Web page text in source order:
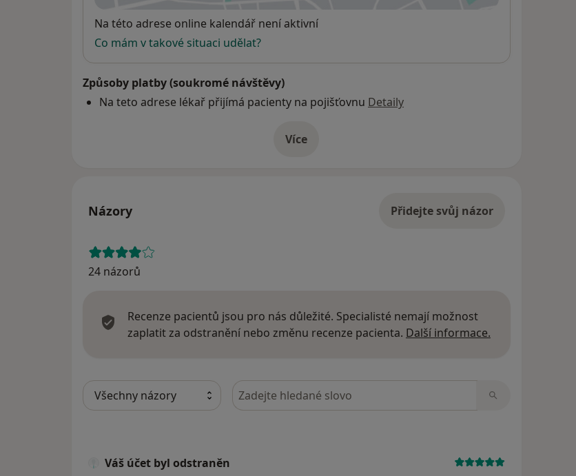
Dostupnost
Na této adrese online kalendář není aktivní
Co mám v takové situaci udělat?
Způsoby platby (soukromé návštěvy)
Na teto adrese lékař přijímá pacienty na pojišťovnu Detaily
Víceo adrese
Názory Přidejte svůj názor
24 názorů
Recenze pacientů jsou pro nás důležité. Specialisté nemají možnost
zaplatit za odstranění nebo změnu recenze pacienta. Další informace.
Hledejte v názorech
Váš účet byl odstraněn